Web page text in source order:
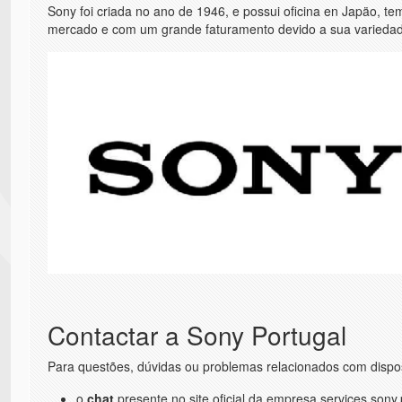
Sony foi criada no ano de 1946, e possui oficina en Japäo,
mercado e com um grande faturamento devido a sua
Contactar a Sony Portugal
Para questões, dúvidas ou problemas relacionados com